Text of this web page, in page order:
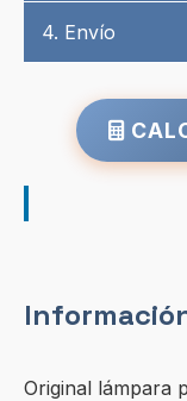
4. Envío
Original lámpara